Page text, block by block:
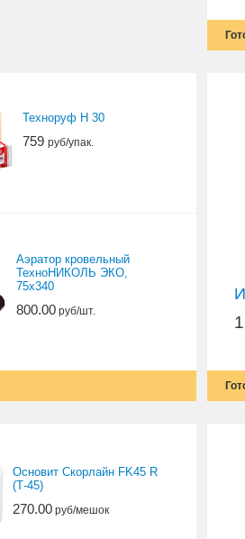
Техноруф Н 30
759 руб/упак.
Аэратор кровельный
ТехноНИКОЛЬ ЭКО,
75х340
800.00 руб/шт.
Основит Скорлайн FK45 R
(Т-45)
270.00 руб/мешок